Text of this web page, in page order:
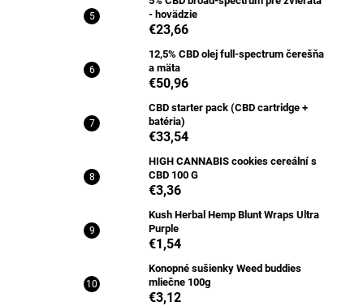
- hovädzie
€23,66
12,5% CBD olej full-spectrum čerešňa
a mäta
€50,96
CBD starter pack (CBD cartridge +
batéria)
€33,54
HIGH CANNABIS cookies cereální s
CBD 100 G
€3,36
Kush Herbal Hemp Blunt Wraps Ultra
Purple
€1,54
Konopné sušienky Weed buddies
mliečne 100g
€3,12